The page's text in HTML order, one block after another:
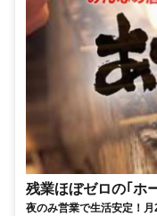
残業ほぼゼロの｢ホ
夜のみ営業で生活安定！